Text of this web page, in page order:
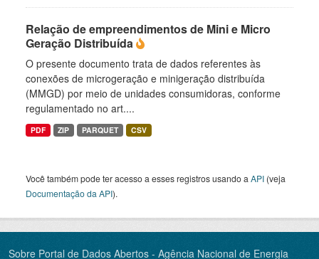
Relação de empreendimentos de Mini e Micro
Geração Distribuída
O presente documento trata de dados referentes às
conexões de microgeração e minigeração distribuída
(MMGD) por meio de unidades consumidoras, conforme
regulamentado no art....
PDF ZIP PARQUET CSV
Você também pode ter acesso a esses registros usando a API (veja
Documentação da API).
Sobre Portal de Dados Abertos - Agência Nacional de Energia